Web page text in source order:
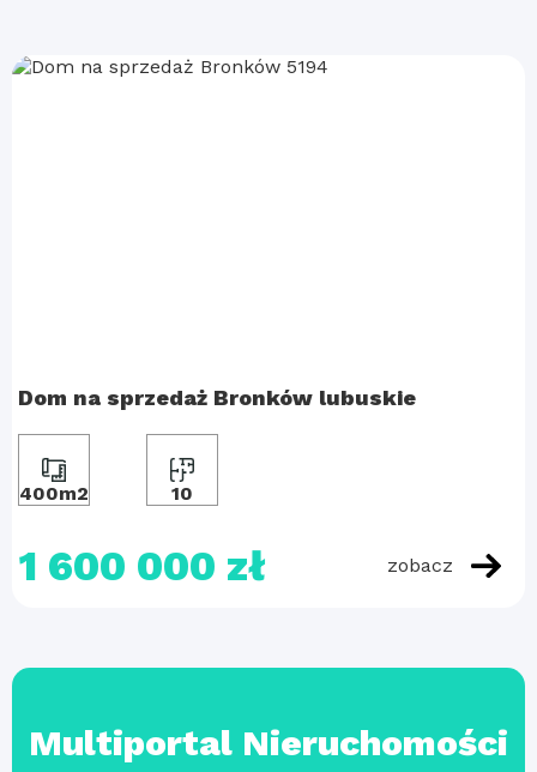
Dom na sprzedaż Bronków lubuskie
400m2 10
1 600 000 zł zobacz
Multiportal Nieruchomości